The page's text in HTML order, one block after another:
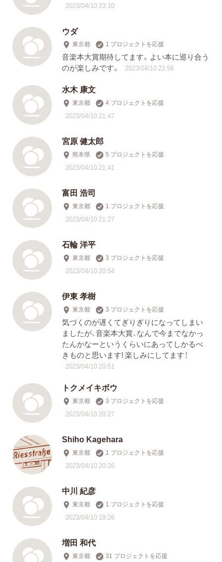
2023/04/10 23:10
ウダ
東京都 1 プロジェクトを応援
音楽本大賞期待してます。よい本に巡り合う
のが楽しみです。
2023/04/10 22:56
水木 康文
東京都 4 プロジェクトを応援
2023/04/10 21:47
宮原 健太郎
熊本県 5 プロジェクトを応援
2023/04/10 21:41
富田 浩司
東京都 1 プロジェクトを応援
2023/04/10 21:27
石輪 洋平
東京都 3 プロジェクトを応援
2023/04/10 20:54
伊東 孝樹
東京都 3 プロジェクトを応援
気づくのが遅くてぎりぎりになってしまい
ましたが、音楽本大賞、なんで今までなかっ
たんかなーというくらいにあってしかるべ
きものと思います! 楽しみにしてます！
2023/04/10 20:51
トクメイキボウ
東京都 3 プロジェクトを応援
2023/04/10 20:27
Shiho Kagehara
東京都 1 プロジェクトを応援
2023/04/10 20:26
中川 紀彦
東京都 1 プロジェクトを応援
2023/04/10 19:26
増田 和代
東京都 31 プロジェクトを応援